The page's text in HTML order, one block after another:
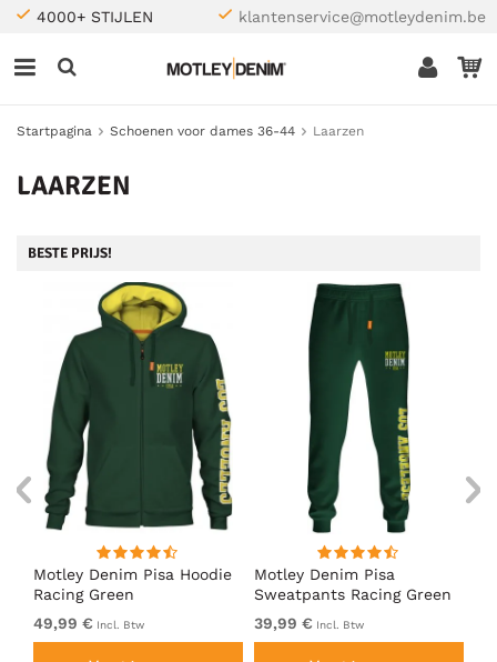
4000+ STIJLEN klantenservice@motleydenim.be
Startpagina Schoenen voor dames 36-44 Laarzen
LAARZEN
BESTE PRIJS!
Motley Denim Pisa Hoodie
Racing Green
49,99 € Incl. Btw
Motley Denim Pisa
Sweatpants Racing Green
39,99 € Incl. Btw